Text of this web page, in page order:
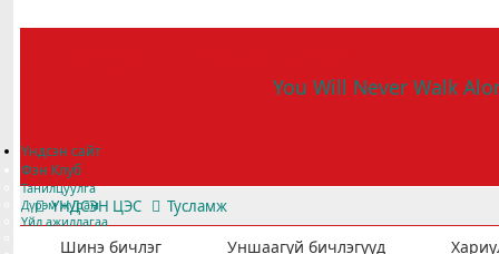
You Will Never Walk
Үндсэн сайт
Фэн Клуб
Танилцуулга
Дүрэм журам
Үйл ажиллагаа
Хамтран ажиллах
ҮНДСЭН ЦЭС Тусламж
Шинэ бичлэг Уншаагүй бичлэгүүд